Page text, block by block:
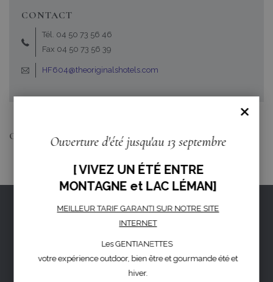
×
Ouverture d'été jusqu'au 13 septembre
[ VIVEZ UN ÉTÉ ENTRE
MONTAGNE et LAC LÉMAN]
MEILLEUR TARIF GARANTI SUR NOTRE SITE
INTERNET
Les GENTIANETTES
votre expérience outdoor, bien être et gourmande été et
hiver.
CONTACT
Tél. 04 50 73 56 46
Fax 04 50 73 56 39
HF604@theoriginalshotels.com
COMMUNIQUÉS DE PRESSE
PRIVACY
PRESSE